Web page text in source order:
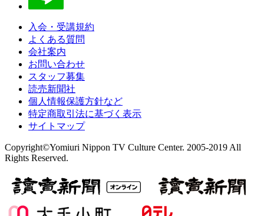
入会・受講規約
よくある質問
会社案内
お問い合わせ
スタッフ募集
読売新聞社
個人情報保護方針など
特定商取引法に基づく表示
サイトマップ
Copyright©Yomiuri Nippon TV Culture Center. 2005-2019 All
Rights Reserved.